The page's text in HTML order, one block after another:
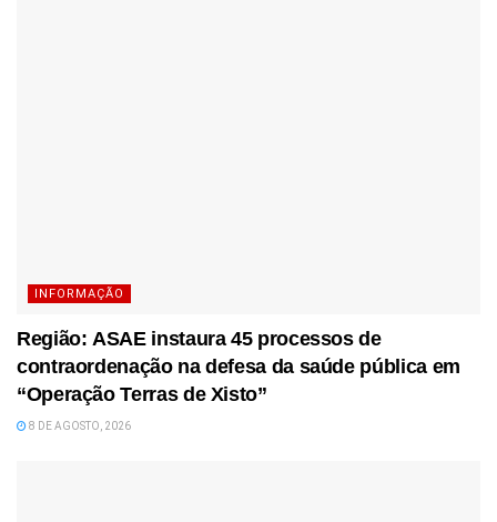
INFORMAÇÃO
Região: ASAE instaura 45 processos de
contraordenação na defesa da saúde pública em
“Operação Terras de Xisto”
8 DE AGOSTO, 2026